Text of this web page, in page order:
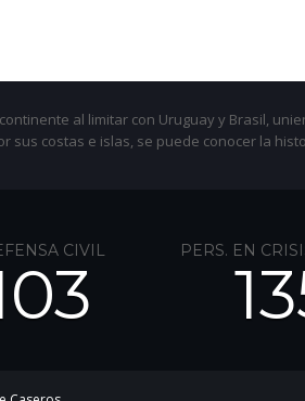
al limitar con Uruguay y Brasil,
sus costas e islas, se puede conocer la
CIVIL PERS. EN